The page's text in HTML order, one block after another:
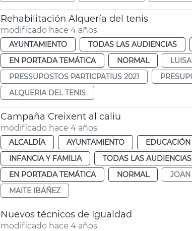
Rehabilitación Alquería del tenis
modificado hace 4 años
AYUNTAMIENTO TODAS LAS AUDIENCIAS
EN PORTADA TEMÁTICA
NORMAL
PRESSUPOSTOS PARTICPATIUS 2021
ALQUERIA DEL TENIS
Campaña Creixent al caliu
modificado hace 4 años
ALCALDÍA AYUNTAMIENTO
INFANCIA Y FAMILIA
TODAS LAS AUDIENCIAS
EN PORTADA TEMÁTICA
NORMAL
MAITE IBÁÑEZ
Nuevos técnicos de Igualdad
modificado hace 4 años